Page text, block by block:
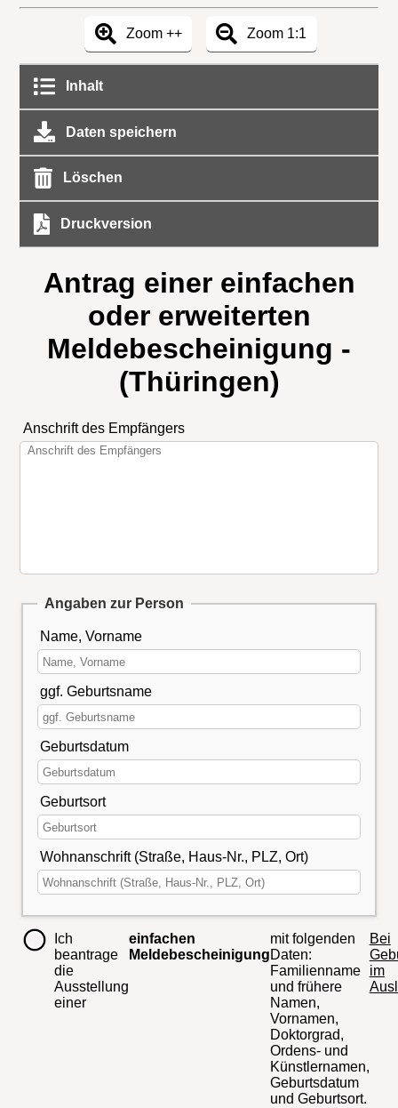
Zoom ++ Zoom 1:1
Inhalt
Daten speichern
Löschen
Druckversion
Antrag einer einfachen
oder erweiterten
Meldebescheinigung -
(Thüringen)
Anschrift des Empfängers
Angaben zur Person
Name, Vorname
ggf. Geburtsname
Geburtsdatum
Geburtsort
Wohnanschrift (Straße, Haus-Nr., PLZ, Ort)
Ich
beantrage
die
Ausstellung
einer
einfachen
Meldebescheinigung
mit folgenden
Daten:
Familienname
und frühere
Namen,
Vornamen,
Doktorgrad,
Ordens- und
Künstlernamen,
Geburtsdatum
und Geburtsort.
Bei
im